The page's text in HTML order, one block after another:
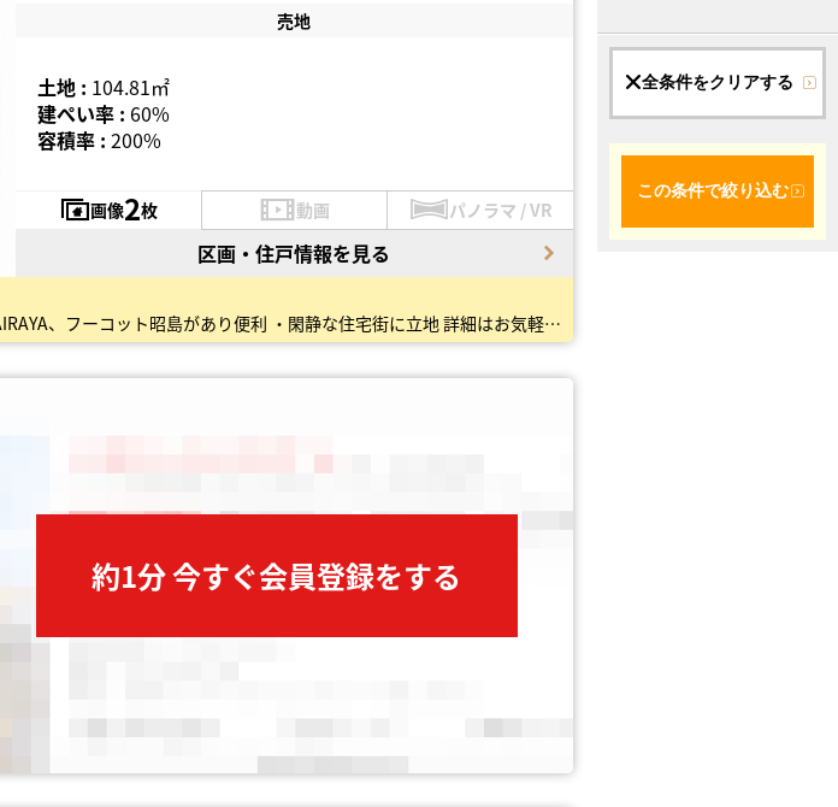
売地
土地 : 104.81㎡
建ぺい率 : 60%
容積率 : 200%
画像2枚 動画 パノラマ / VR
区画・住戸情報を見る
お好きなハウスメーカーで建築可◎ ・2駅利用できます！ ・近隣にTAIRAYA、フーコット昭島があり便利 ・閑静な住宅街に立地 詳細はお気軽にお問い合わせください！
約1分 今すぐ会員登録をする
全条件をクリアする
この条件で絞り込む